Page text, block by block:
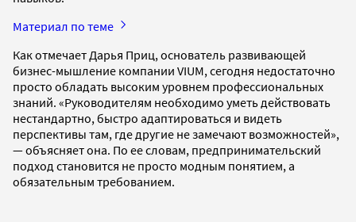
Материал по теме
Как отмечает Дарья Приц, основатель развивающей
бизнес-мышление компании VIUM, сегодня недостаточно
просто обладать высоким уровнем профессиональных
знаний. «Руководителям необходимо уметь действовать
нестандартно, быстро адаптироваться и видеть
перспективы там, где другие не замечают возможностей»,
— объясняет она. По ее словам, предпринимательский
подход становится не просто модным понятием, а
обязательным требованием.